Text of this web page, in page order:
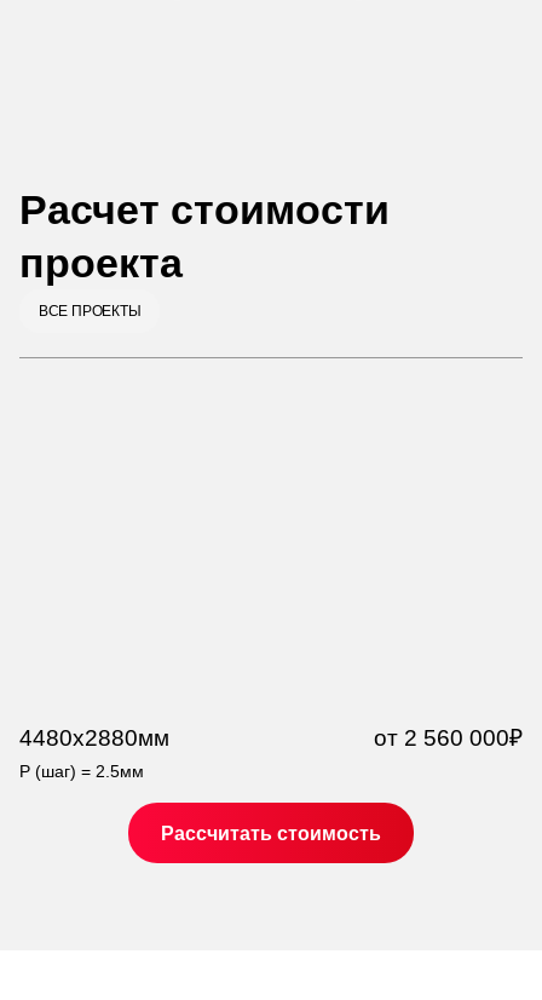
Расчет стоимости
проекта
ВСЕ ПРОЕКТЫ
4480x2880мм от 2 560 000₽
P (шаг) = 2.5мм
Рассчитать стоимость